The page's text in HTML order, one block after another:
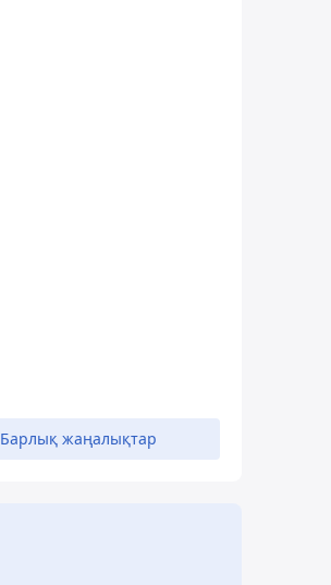
Барлық жаңалықтар